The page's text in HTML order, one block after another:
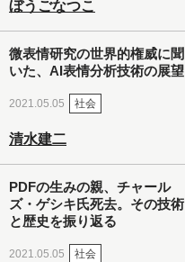
ぼうごなつこ
微表情研究の世界的権威に聞
いた、AI表情分析技術の展望
2021.05.05 社会
清水建二
PDFの生みの親、チャール
ズ・ゲシキ氏死去。その技術
と歴史を振り返る
2021.05.05 社会